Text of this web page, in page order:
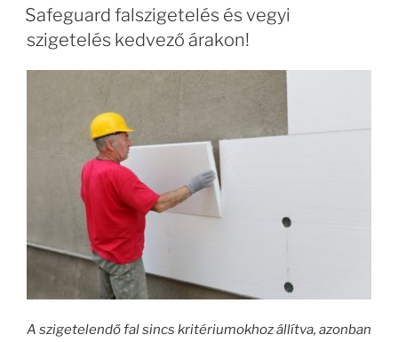
Safeguard falszigetelés és vegyi
szigetelés kedvező árakon!
A szigetelendő fal sincs kritériumokhoz állítva, azonban